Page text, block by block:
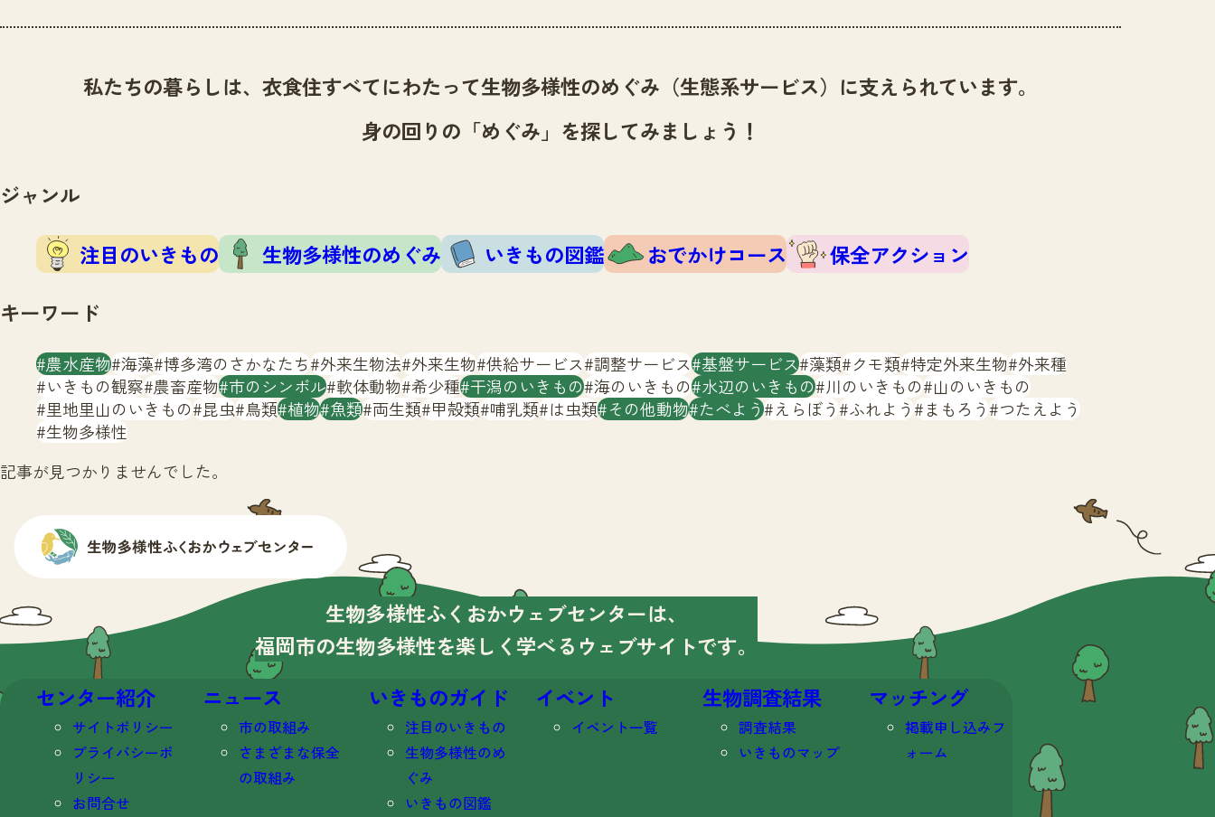
私たちの暮らしは、衣食住すべてにわたって生物多様性のめぐみ（生態系サービス）に支えられています。
身の回りの「めぐみ」を探してみましょう！
ジャンル
注目のいきもの 生物多様性のめぐみ いきもの図鑑 おでかけコース
保全アクション
キーワード
農水産物 海藻 博多湾のさかなたち 外来生物法 外来生物 供給サービス 調整サービス 基盤サービス 藻類 クモ類 特定外来生物 外来種
いきもの観察 農畜産物 市のシンボル 軟体動物 希少種 干潟のいきもの 海のいきもの 水辺のいきもの 川のいきもの 山のいきもの
里地里山のいきもの 昆虫 鳥類 植物 魚類 両生類 甲殻類 哺乳類 は虫類 その他動物 たべよう えらぼう ふれよう まもろう つたえよう
生物多様性
記事が見つかりませんでした。
生物多様性ふくおかウェブセンターは、
福岡市の生物多様性を楽しく学べる ウェブサイトです。
センター紹介
サイトポリシー
プライバシーポ
リシー
お問合せ
ニュース
市の取組み
さまざまな保全
の取組み
いきものガイド
注目のいきもの
生物多様性のめ
ぐみ
いきもの図鑑
イベント
イベント一覧
生物調査結果
調査結果
いきものマップ
マッチング
掲載申し込みフ
ォーム